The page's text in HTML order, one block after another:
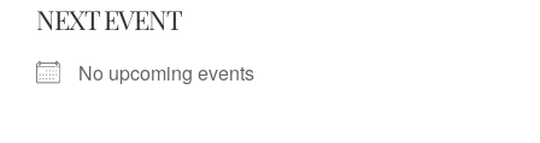
NEXT EVENT
No upcoming events